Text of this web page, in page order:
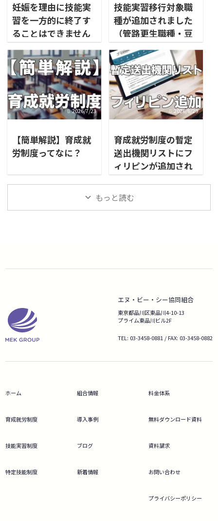
妊娠を理由に技能実
習を一方的に終了す
ることはできません
技能実習移行対象職
種が追加されました
（管路更生職種・豆
腐製造職種・タイル
製造作業）
2026/7/23
【簡単解説】育成就
労制度ってなに？
2026/6/29
育成就労制度の暫定
送出機関リストにフ
ィリピンが追加され
ました
もっと読む
ホーム
育成就労制度
技能実習制度
特定技能制度
組合情報
導入事例
ブログ
新着情報
料金体系
無料ダウンロード資料
資料請求
お問い合わせ
プライバシーポリシー
エヌ・ビー・シー協同組合
東京都品川区東品川4-10-13
プライム東品川ビル2F
TEL: 03-3458-0881 / FAX: 03-3458-0882